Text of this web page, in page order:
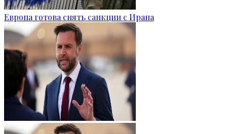
Европа готова снять санкции с Ирана